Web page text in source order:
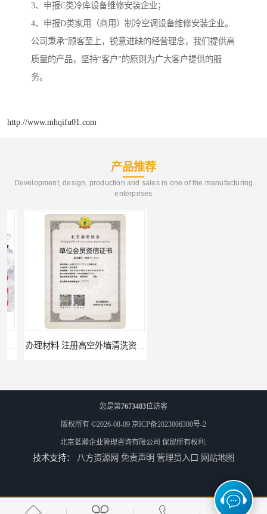
3、申报C类冷库设备维修安装企业；
4、申报D类家用（商用）制冷空调设备维修安装企业。
公司秉承“顾客至上，锐意进缺的经营理念，我们提供高
质量的产品，坚持“客户”的原则为广大客户提供的服
务。
http://www.mhqifu01.com
产品推荐
Development, design, production and sales in one of the manufacturing
enterprises
办理材料 注册高空外墙清洗资质所需材料
材料攻略 注册北京消防协会资质的资料 全国都可以 北京消防协会会员证申请手续
您是第7673483位访客
版权所有 ©2026-08-09 京ICP备2023006300号-2
北京茗瀚企业管理咨询有限公司 保留所有权利.
技术支持： 八方资源网 免责声明 管理员入口 网站地图